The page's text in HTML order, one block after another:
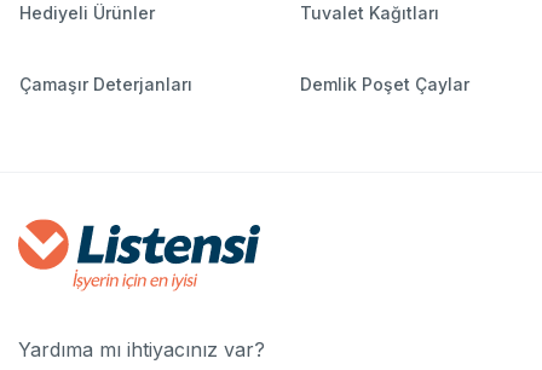
Hediyeli Ürünler Tuvalet Kağıtları
Çamaşır Deterjanları Demlik Poşet Çaylar
Yardıma mı ihtiyacınız var?